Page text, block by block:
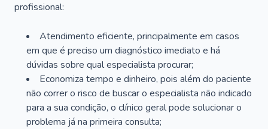
profissional:
Atendimento eficiente, principalmente em casos
em que é preciso um diagnóstico imediato e há
dúvidas sobre qual especialista procurar;
Economiza tempo e dinheiro, pois além do paciente
não correr o risco de buscar o especialista não indicado
para a sua condição, o clínico geral pode solucionar o
problema já na primeira consulta;